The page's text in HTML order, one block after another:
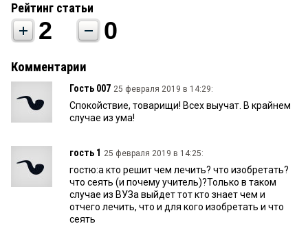
Рейтинг статьи
2 0
Комментарии
Гость 007 25 февраля 2019 в 14:29:
Спокойствие, товарищи! Всех выучат. В крайнем
случае из ума!
гость 1 25 февраля 2019 в 14:25:
гостю:а кто решит чем лечить? что изобретать?
что сеять (и почему учитель)?Только в таком
случае из ВУЗа выйдет тот кто знает чем и
отчего лечить, что и для кого изобретать и что
сеять